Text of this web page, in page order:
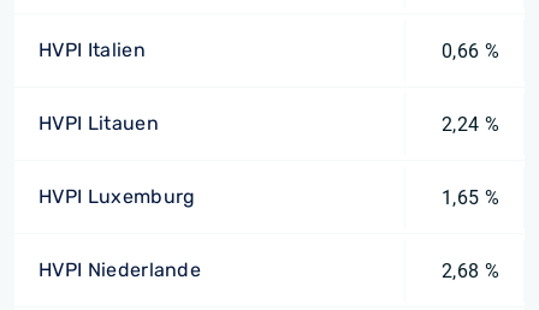
HVPI Italien 0,66 %
HVPI Litauen 2,24 %
HVPI Luxemburg 1,65 %
HVPI Niederlande 2,68 %